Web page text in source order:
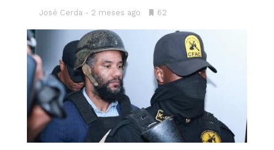
José Cerda 2 meses ago
•62